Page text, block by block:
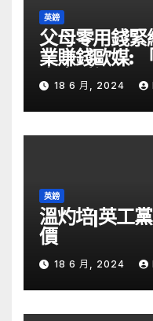
英鎊
父母零用錢緊
業賺錢歐媒:
自由財經
18 6 月, 2024
英鎊
溫灼培|英工
價
18 6 月, 2024